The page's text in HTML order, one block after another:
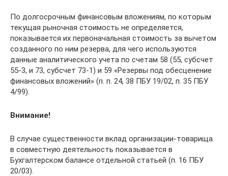
По долгосрочным финансовым вложениям, по которым
текущая рыночная стоимость не определяется,
показывается их первоначальная стоимость за вычетом
созданного по ним резерва, для чего используются
данные аналитического учета по счетам 58 (55, субсчет
55-3, и 73, субсчет 73-1) и 59 «Резервы под обесценение
финансовых вложений» (п. п. 24, 38 ПБУ 19/02, п. 35 ПБУ
4/99).
Внимание!
В случае существенности вклад организации-товарища
в совместную деятельность показывается в
Бухгалтерском балансе отдельной статьей (п. 16 ПБУ
20/03).